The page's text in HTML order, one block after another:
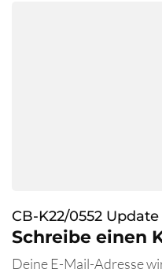
CB-K22/0552
Schreibe einen
Deine E-Mail-Adresse